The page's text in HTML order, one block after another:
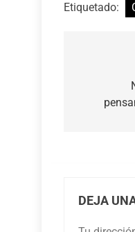
Etiquetado:
entradas
DEJA